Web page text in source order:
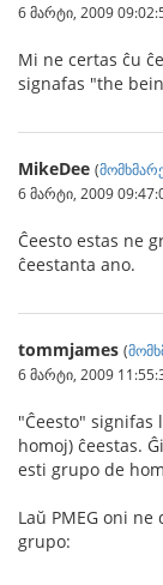
6 მარტი, 2009
Mi ne certas ĉu
signafas "the
MikeDee (
6 მარტი, 2009
Ĉeesto estas ne
ĉeestanta ano.
tommjames (
6 მარტი, 2009
"Ĉeesto" signifas
homoj) ĉeestas.
esti grupo de
Laŭ PMEG oni
grupo: